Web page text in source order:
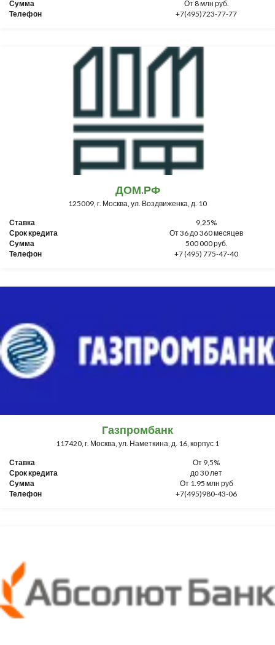
Сумма
От 8 млн руб.
Телефон
+7(495)723-77-77
ДОМ.РФ
125009, г. Москва, ул. Воздвиженка, д. 10
Ставка
9,25%
Срок кредита
От 36 до 360 месяцев
Сумма
500 000 руб.
Телефон
+7 (495) 775-47-40
Газпромбанк
117420, г. Москва, ул. Наметкина, д. 16, корпус 1
Ставка
От 9,5%
Срок кредита
до 30 лет
Сумма
От 1.95 млн руб
Телефон
+7(495)980-43-06